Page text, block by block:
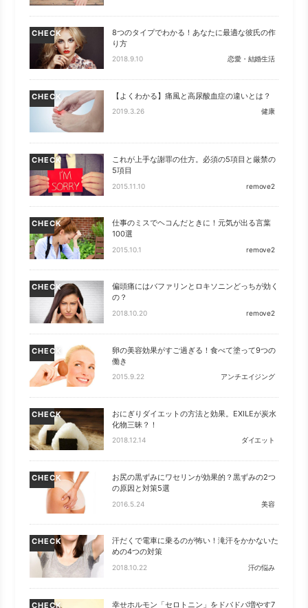
CHECK
8つのタイプでわかる！あなたに最適な彼氏の作
り方
2018.9.10 恋愛・結婚生活
CHECK 【よくわかる】痛風と高尿酸血症の違いとは？
2019.3.26 健康
CHECK
これが上手な謝罪の仕方。必須の5項目と厳禁の
5項目
2015.11.10 remove2
CHECK
仕事のミスでヘコんだときに！元気が出る言葉
100選
2015.10.1 remove2
CHECK
偏頭痛にはバファリンとロキソニンどっちが効く
の？
2018.10.20 remove2
CHECK
卵の美容効果がすご過ぎる！食べて塗って9つの
働き
2015.9.22 アンチエイジング
CHECK
おにぎりダイエットの方法と効果。EXILEが炭水
化物三昧？！
2018.12.14 ダイエット
CHECK
お尻の黒ずみにワセリンが効果的？黒ずみの2つ
の原因と対策5選
2016.5.24 美容
CHECK
汗だくで電車に乗るのが怖い！滝汗をかかないた
めの4つの対策
2018.10.22 汗の悩み
CHECK
幸せホルモン「セロトニン」をドバドバ増やす7